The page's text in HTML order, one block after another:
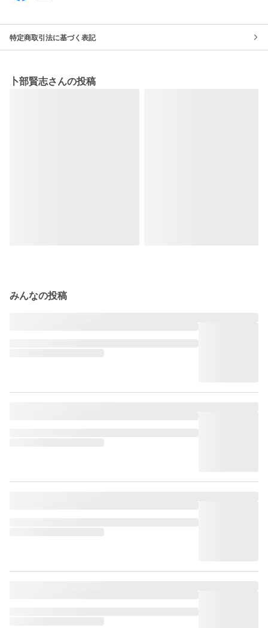
特定商取引法に基づく表記
卜部賢志さんの投稿
みんなの投稿